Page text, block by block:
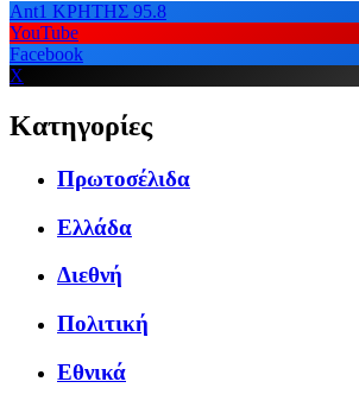
Ant1 ΚΡΗΤΗΣ 95.8
YouTube
Facebook
X
Κατηγορίες
Πρωτοσέλιδα
Ελλάδα
Διεθνή
Πολιτική
Εθνικά